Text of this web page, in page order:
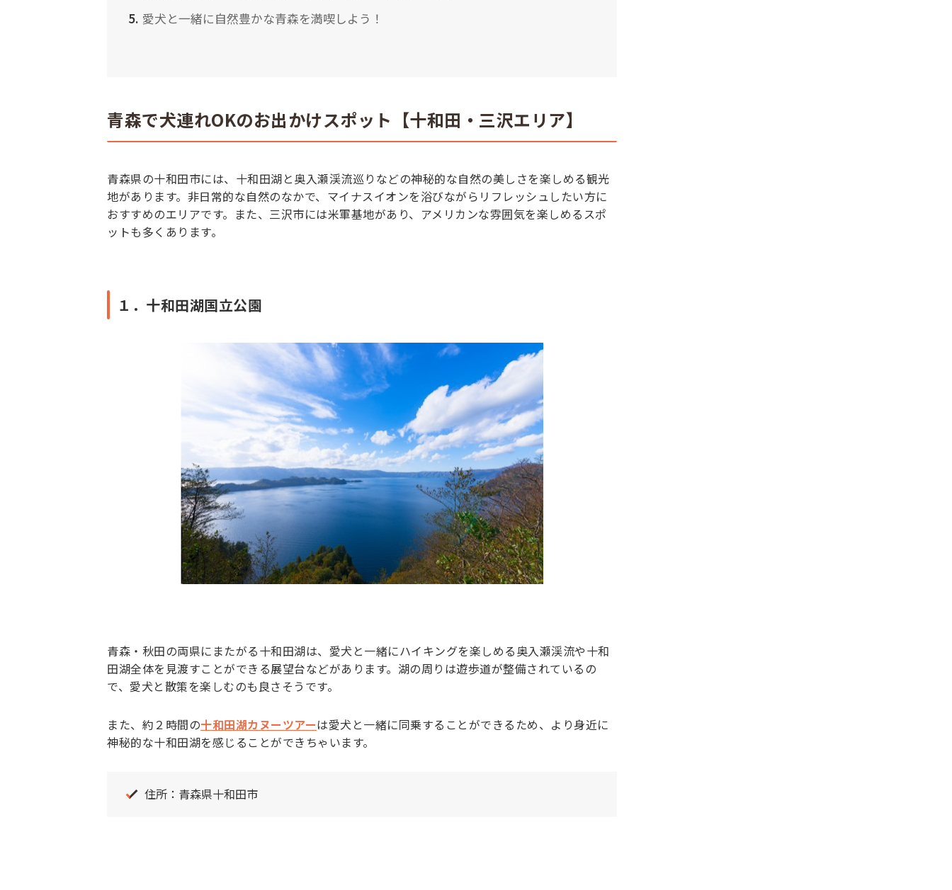
愛犬と一緒に自然豊かな青森を満喫しよう！
青森で犬連れOKのお出かけスポット【十和田・三沢エリア】
青森県の十和田市には、十和田湖と奥入瀬渓流巡りなどの神秘的な自然の美しさを楽しめる観光
地があります。非日常的な自然のなかで、マイナスイオンを浴びながらリフレッシュしたい方に
おすすめのエリアです。また、三沢市には米軍基地があり、アメリカンな雰囲気を楽しめるスポ
ットも多くあります。
１．十和田湖国立公園
青森・秋田の両県にまたがる十和田湖は、愛犬と一緒にハイキングを楽しめる奥入瀬渓流や十和
田湖全体を見渡すことができる展望台などがあります。湖の周りは遊歩道が整備されているの
で、愛犬と散策を楽しむのも良さそうです。
また、約２時間の十和田湖カヌーツアーは愛犬と一緒に同乗することができるため、より身近に
神秘的な十和田湖を感じることができちゃいます。
住所：青森県十和田市